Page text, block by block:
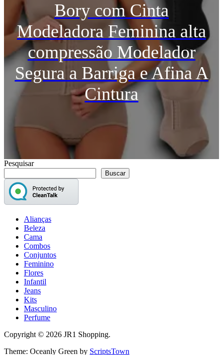
Bory com Cinta
Modeladora Feminina alta
compressão Modelador
Segura a Barriga e Afina A
Cintura
Pesquisar
Buscar
Alianças
Beleza
Cama
Combos
Conjuntos
Feminino
Flores
Infantil
Jeans
Kits
Masculino
Perfume
Copyright © 2026 JR1 Shopping.
Theme: Oceanly Green by ScriptsTown